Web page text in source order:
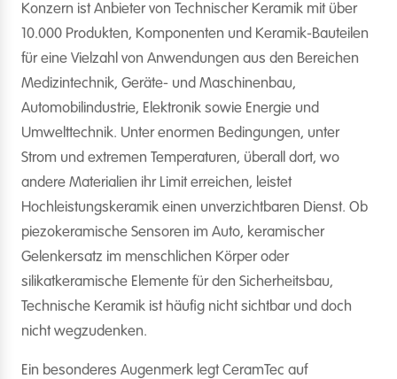
Konzern ist Anbieter von Technischer Keramik mit über
10.000 Produkten, Komponenten und Keramik-Bauteilen
für eine Vielzahl von Anwendungen aus den Bereichen
Medizintechnik, Geräte- und Maschinenbau,
Automobilindustrie, Elektronik sowie Energie und
Umwelttechnik. Unter enormen Bedingungen, unter
Strom und extremen Temperaturen, überall dort, wo
andere Materialien ihr Limit erreichen, leistet
Hochleistungskeramik einen unverzichtbaren Dienst. Ob
piezokeramische Sensoren im Auto, keramischer
Gelenkersatz im menschlichen Körper oder
silikatkeramische Elemente für den Sicherheitsbau,
Technische Keramik ist häufig nicht sichtbar und doch
nicht wegzudenken.
Ein besonderes Augenmerk legt CeramTec auf